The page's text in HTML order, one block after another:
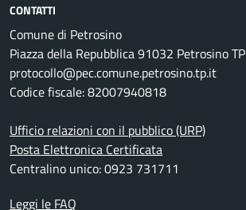
CONTATTI
Comune di Petrosino
Piazza della Repubblica 91032 Petrosino TP
protocollo@pec.comune.petrosino.tp.it
Codice fiscale: 82007940818
Ufficio relazioni con il pubblico (URP)
Posta Elettronica Certificata
Centralino unico: 0923 731711
Leggi le FAQ